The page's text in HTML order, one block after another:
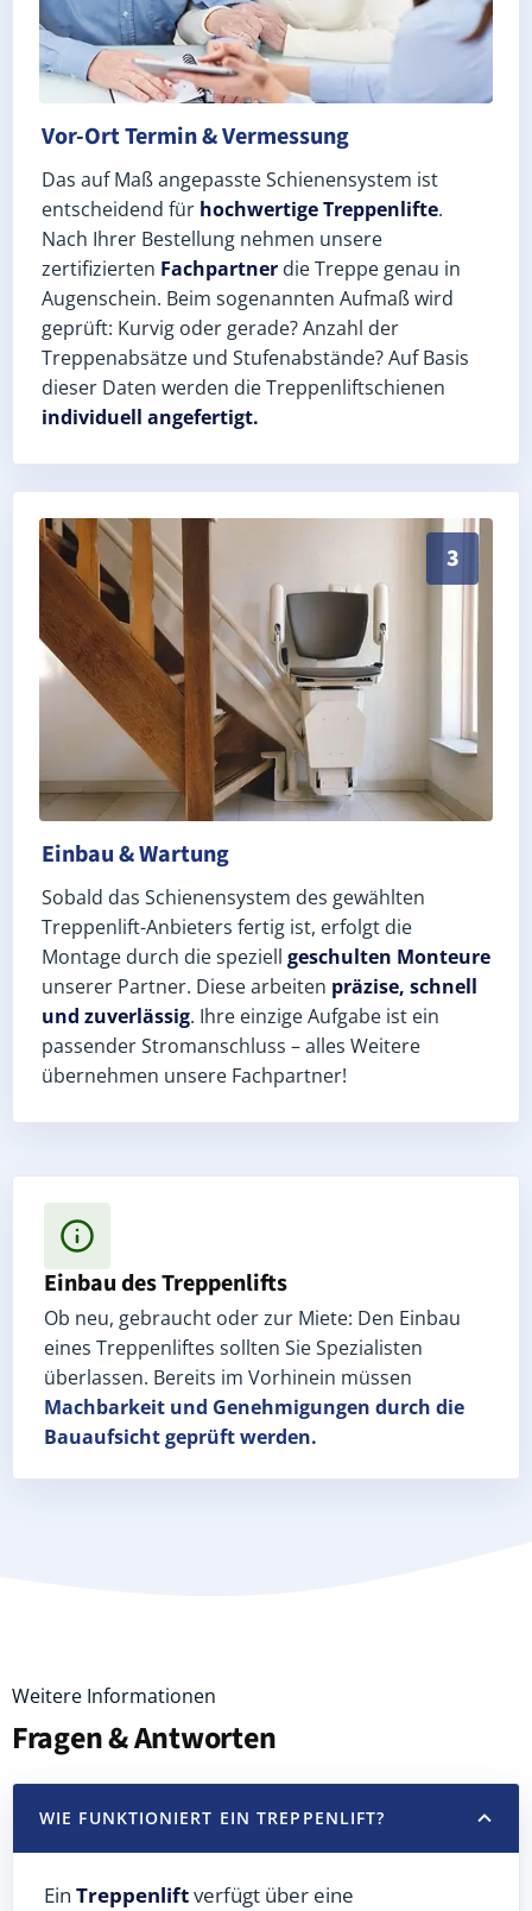
Vor-Ort Termin & Vermessung
Das auf Maß angepasste Schienensystem ist
entscheidend für hochwertige Treppenlifte.
Nach Ihrer Bestellung nehmen unsere
zertifizierten Fachpartner die Treppe genau in
Augenschein. Beim sogenannten Aufmaß wird
geprüft: Kurvig oder gerade? Anzahl der
Treppenabsätze und Stufenabstände? Auf Basis
dieser Daten werden die Treppenliftschienen
individuell angefertigt.
3
Schneller, sauberer Einbau durch zertifizierte
Einbau & Wartung
Sobald das Schienensystem des gewählten
Treppenlift-Anbieters fertig ist, erfolgt die
Montage durch die speziell geschulten Monteure
unserer Partner. Diese arbeiten präzise, schnell
und zuverlässig. Ihre einzige Aufgabe ist ein
passender Stromanschluss – alles Weitere
übernehmen unsere Fachpartner!
Einbau des Treppenlifts
Ob neu, gebraucht oder zur Miete: Den Einbau
eines Treppenliftes sollten Sie Spezialisten
überlassen. Bereits im Vorhinein müssen
Machbarkeit und Genehmigungen durch die
Bauaufsicht geprüft werden.
Weitere Informationen
Fragen & Antworten
WIE FUNKTIONIERT EIN TREPPENLIFT?
Ein Treppenliftverfügt über eine